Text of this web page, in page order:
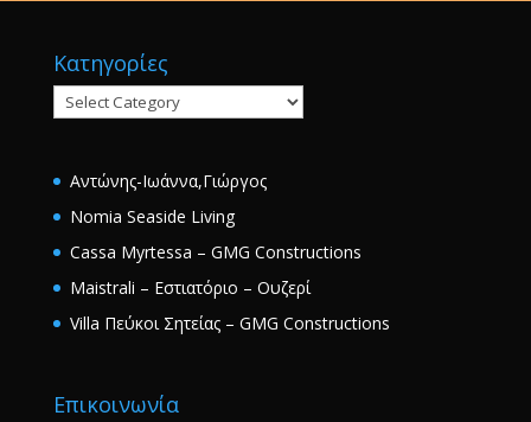
Κατηγορίες
Κατηγορίες
Αντώνης-Ιωάννα,Γιώργος
Nomia Seaside Living
Cassa Myrtessa – GMG Constructions
Maistrali – Εστιατόριο – Ουζερί
Villa Πεύκοι Σητείας – GMG Constructions
Επικοινωνία